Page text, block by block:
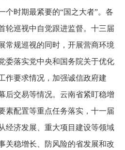
个时期最紧要的“国之大者”。各
轮巡视中自觉跟进监督。十三届
常规巡视的同时，开展营商环境
委落实党中央和国务院关于优化
作要求情况，加强诚信政府建
后交易等情况。云南省紧盯稳增
素配置等重点任务落实，十一届
经济发展、重大项目建设等领域
关稳增长、防风险的省发展和改